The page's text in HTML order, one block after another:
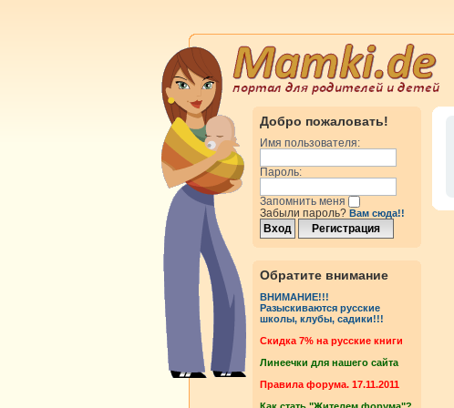
Добро пожаловать!
Имя пользователя:
Пароль:
Запомнить меня
Забыли пароль? Вам сюда!!
Обратите внимание
ВНИМАНИЕ!!!
Разыскиваются русские
школы, клубы, садики!!!
Cкидка 7% на русские книги
Линеечки для нашего сайта
Правила форума. 17.11.2011